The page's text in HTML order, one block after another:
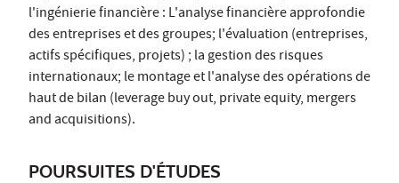
l'ingénierie financière : L'analyse financière approfondie
des entreprises et des groupes; l'évaluation (entreprises,
actifs spécifiques, projets) ; la gestion des risques
internationaux; le montage et l'analyse des opérations de
haut de bilan (leverage buy out, private equity, mergers
and acquisitions).
POURSUITES D'ÉTUDES